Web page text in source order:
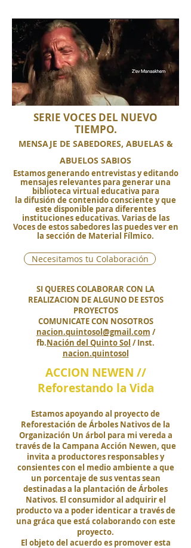
SERIE VOCES DEL NUEVO
TIEMPO.
MENSAJE DE SABEDORES, ABUELAS &
ABUELOS SABIOS
Estamos generando entrevistas y editando
mensajes relevantes para generar una
biblioteca virtual educativa para
la difusión de contenidoconsciente y que
este disponible para diferentes
instituciones educativas. Varias de las
Voces de estos sabedores las puedes ver en
la sección de Material Fílmico.
Necesitamos tu Colaboración
SI QUERES COLABORAR CON LA
REALIZACION DE ALGUNO DE ESTOS
PROYECTOS
COMUNICATE CON NOSOTROS
nacion.quintosol@gmail.com /
fb.Nación del Quinto Sol / Inst.
nacion.quintosol
ACCION NEWEN //
Reforestando la Vida
Estamos apoyando al proyecto de
Reforestación de Árboles Nativos de la
Organización Un árbol para mi vereda a
través de la Campana Acción Newen, que
invita a productores responsables y
consientes con el medio ambiente a que
un porcentaje de sus ventas sean
destinadas a la plantación de Árboles
Nativos. El consumidor al adquirir el
producto va a poder identicar a través de
una gráca que está colaborando con este
proyecto.
El objeto del acuerdo es promover esta